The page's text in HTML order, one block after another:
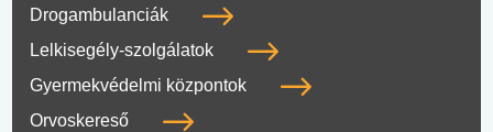
Drogambulanciák
Lelkisegély-szolgálatok
Gyermekvédelmi központok
Orvoskereső